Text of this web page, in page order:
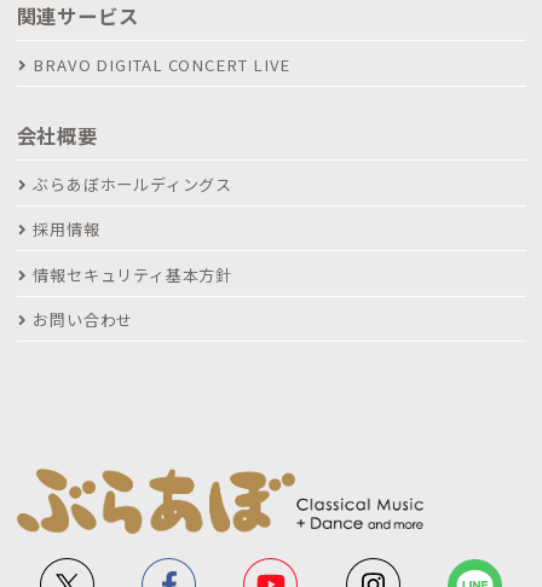
関連サービス
BRAVO DIGITAL CONCERT LIVE
会社概要
ぶらあぼホールディングス
採用情報
情報セキュリティ基本方針
お問い合わせ